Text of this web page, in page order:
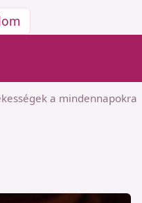
a mindennapokra